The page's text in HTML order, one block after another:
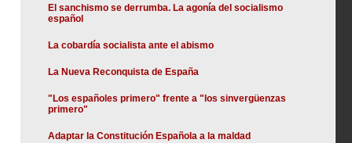
El sanchismo se derrumba. La agonía del socialismo
español
La cobardía socialista ante el abismo
La Nueva Reconquista de España
"Los españoles primero" frente a "los sinvergüenzas
primero"
Adaptar la Constitución Española a la maldad